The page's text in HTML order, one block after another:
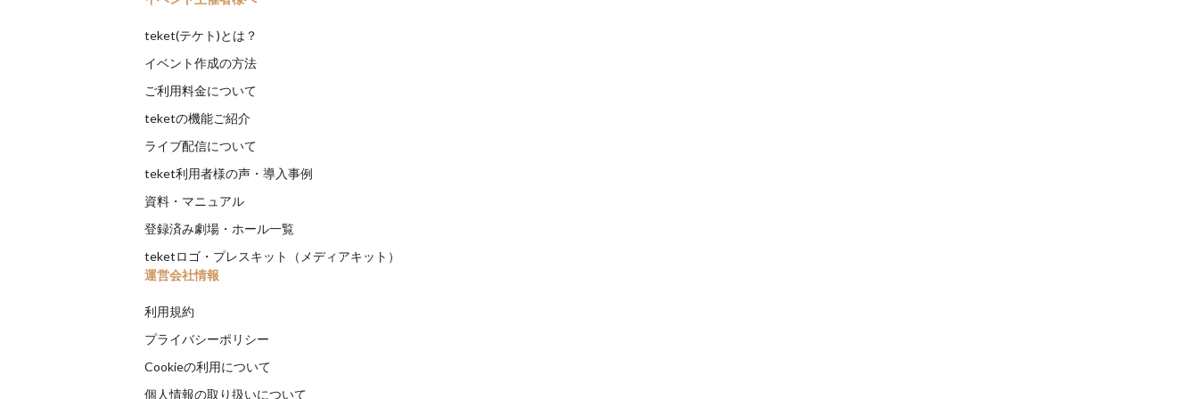
teket(テケト)とは？
イベント作成の方法
ご利用料金について
teketの機能ご紹介
ライブ配信について
teket利用者様の声・導入事例
資料・マニュアル
登録済み劇場・ホール一覧
teketロゴ・プレスキット（メディアキット）
運営会社情報
利用規約
プライバシーポリシー
Cookieの利用について
個人情報の取り扱いについて